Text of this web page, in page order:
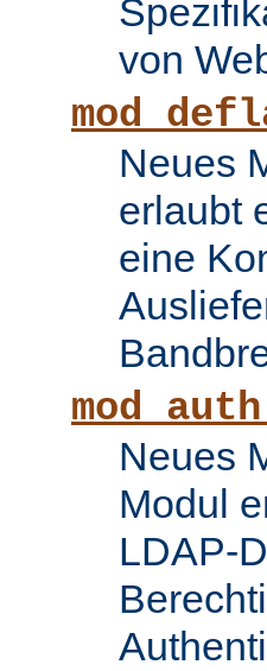
von
Neues
erlaubt
eine
Neues
Modul
LDAP-